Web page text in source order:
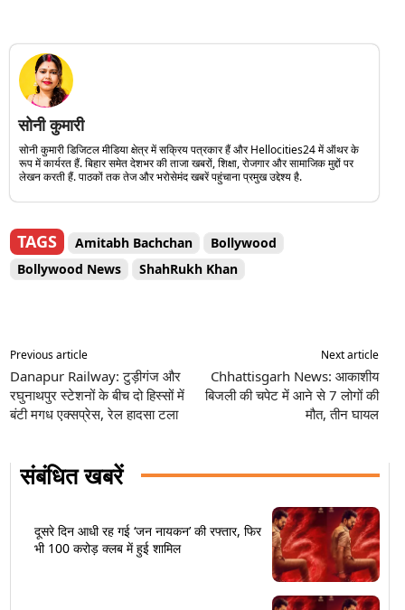
सोनी कुमारी
सोनी कुमारी डिजिटल मीडिया क्षेत्र में सक्रिय पत्रकार हैं और Hellocities24 में ऑथर के
रूप में कार्यरत हैं. बिहार समेत देशभर की ताजा खबरों, शिक्षा, रोजगार और सामाजिक मुद्दों पर
लेखन करती हैं. पाठकों तक तेज और भरोसेमंद खबरें पहुंचाना प्रमुख उद्देश्य है.
TAGS Amitabh Bachchan
Bollywood
Bollywood News
ShahRukh Khan
Previous article
Danapur Railway: टुड़ीगंज और
रघुनाथपुर स्टेशनों के बीच दो हिस्सों में
बंटी मगध एक्सप्रेस, रेल हादसा टला
Next article
Chhattisgarh News: आकाशीय
बिजली की चपेट में आने से 7 लोगों की
मौत, तीन घायल
संबंधित खबरें
दूसरे दिन आधी रह गई ‘जन नायकन’ की रफ्तार, फिर
भी 100 करोड़ क्लब में हुई शामिल